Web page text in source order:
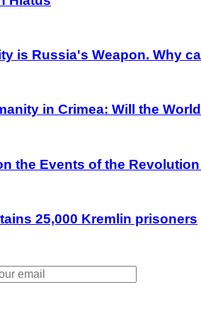
is Russia's Weapon. Why
in Crimea: Will the
the Events of the
25,000 Kremlin prisoners